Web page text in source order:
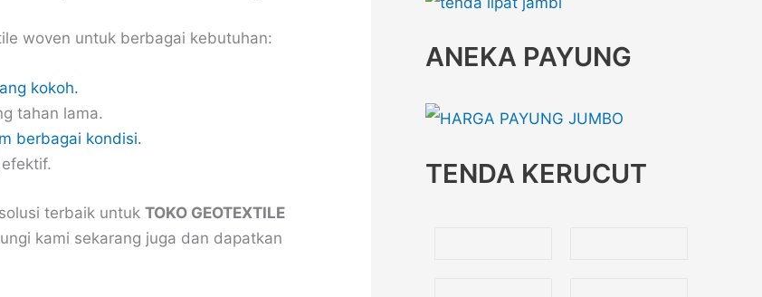
woven untuk berbagai kebutuhan:
kokoh.
tahan lama.
berbagai kondisi.
terbaik untuk TOKO GEOTEXTILE
kami sekarang juga dan dapatkan
ANEKA PAYUNG
TENDA KERUCUT